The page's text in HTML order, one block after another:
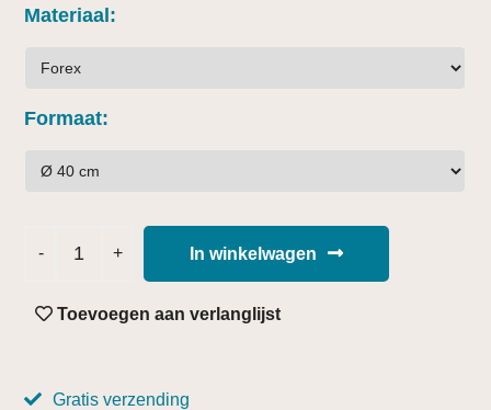
Materiaal
Formaat
In winkelwagen
Toevoegen aan verlanglijst
Gratis verzending